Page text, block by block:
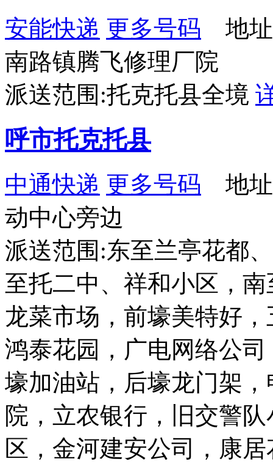
安能快递 更多号码 地址
南路镇腾飞修理厂院
派送范围:托克托县全境
呼市托克托县
中通快递 更多号码 地址
动中心旁边
派送范围:东至兰亭花都
至托二中、祥和小区，
龙菜市场，前壕美特好
鸿泰花园，广电网络公
壕加油站，后壕龙门架
院，立农银行，旧交警
区，金河建安公司，康